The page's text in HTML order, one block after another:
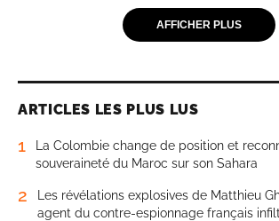
AFFICHER PLUS
ARTICLES LES PLUS LUS
1
La Colombie change de position et
souveraineté du Maroc sur son Sahara
2
Les révélations explosives de Matthieu
agent du contre-espionnage français